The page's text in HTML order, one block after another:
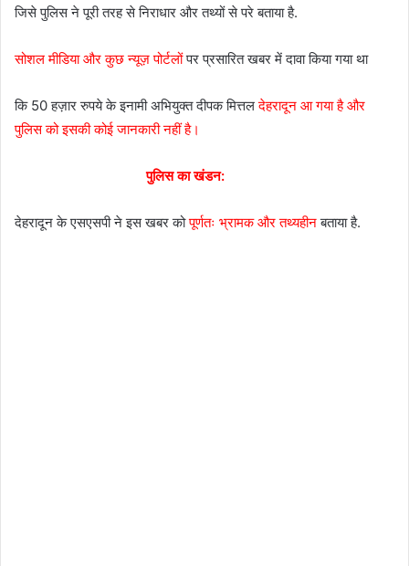
जिसे पुलिस ने पूरी तरह से निराधार और तथ्यों से परे बताया है.
सोशल मीडिया और कुछ न्यूज़ पोर्टलोंपर प्रसारित खबर में दावा किया गया था
कि 50 हज़ार रुपये के इनामी अभियुक्त दीपक मित्तलदेहरादून आ गया है और
पुलिस को इसकी कोई जानकारी नहीं है।
पुलिस का खंडन:
देहरादून के एसएसपी ने इस खबर कोपूर्णतः भ्रामक और तथ्यहीनबताया है.